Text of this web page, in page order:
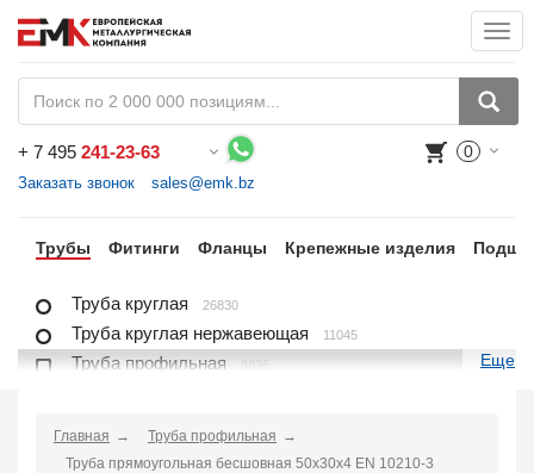
+ 7 495 241-23-63
Заказать звонок sales@emk.bz
0
Трубы Фитинги Фланцы Крепежные изделия
Труба круглая 26830
Труба круглая нержавеющая 11045
Труба профильная 8836 Еще
Главная
Труба профильная
Труба прямоугольная бесшовная 50х30х4 EN 10210-3